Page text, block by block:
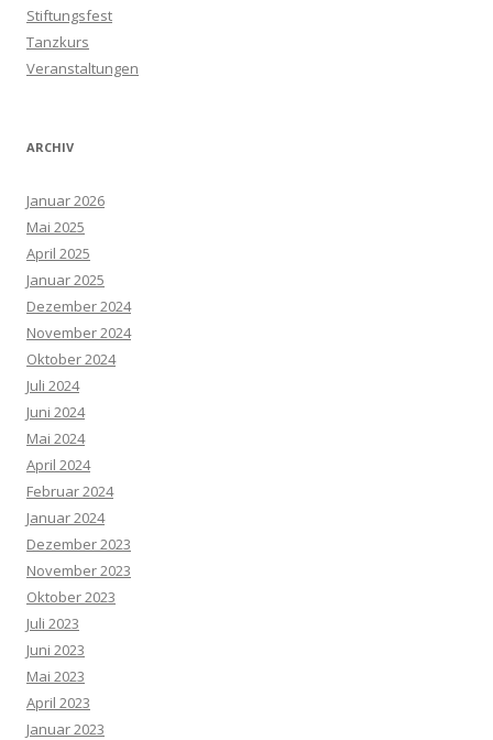
Stiftungsfest
Tanzkurs
Veranstaltungen
ARCHIV
Januar 2026
Mai 2025
April 2025
Januar 2025
Dezember 2024
November 2024
Oktober 2024
Juli 2024
Juni 2024
Mai 2024
April 2024
Februar 2024
Januar 2024
Dezember 2023
November 2023
Oktober 2023
Juli 2023
Juni 2023
Mai 2023
April 2023
Januar 2023